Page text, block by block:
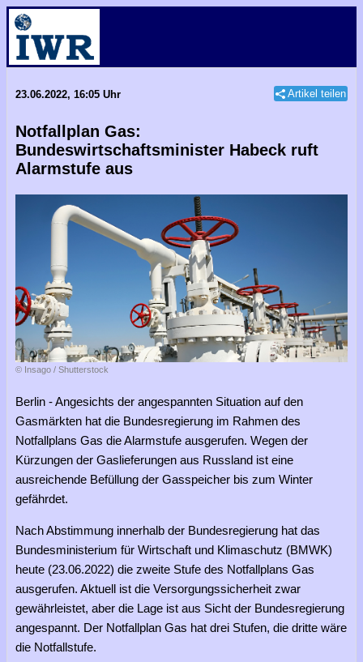
23.06.2022, 16:05 Uhr Artikel teilen
Notfallplan Gas:
Bundeswirtschaftsminister Habeck ruft
Alarmstufe aus
© Insago / Shutterstock
Berlin - Angesichts der angespannten Situation auf den
Gasmärkten hat die Bundesregierung im Rahmen des
Notfallplans Gas die Alarmstufe ausgerufen. Wegen der
Kürzungen der Gaslieferungen aus Russland ist eine
ausreichende Befüllung der Gasspeicher bis zum Winter
gefährdet.
Nach Abstimmung innerhalb der Bundesregierung hat das
Bundesministerium für Wirtschaft und Klimaschutz (BMWK)
heute (23.06.2022) die zweite Stufe des Notfallplans Gas
ausgerufen. Aktuell ist die Versorgungssicherheit zwar
gewährleistet, aber die Lage ist aus Sicht der Bundesregierung
angespannt. Der Notfallplan Gas hat drei Stufen, die dritte wäre
die Notfallstufe.